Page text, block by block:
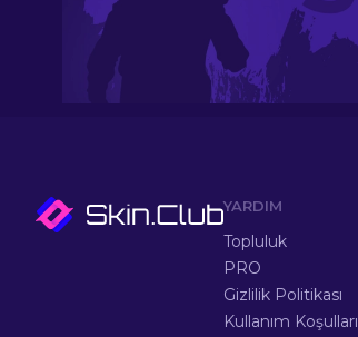
YARDIM
Topluluk
PRO
Gizlilik Politikası
Kullanım Koşulları